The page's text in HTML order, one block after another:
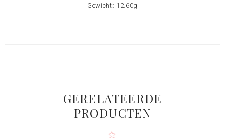
Gewicht: 12.60g
GERELATEERDE
PRODUCTEN